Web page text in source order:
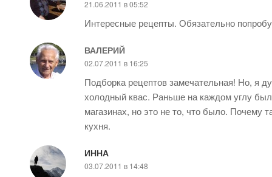
21.06.2011 в 05:52
Интересные рецепты. Обязательно
ВАЛЕРИЙ
02.07.2011 в 16:25
Подборка рецептов замечательная! Но, я
холодный квас. Раньше на каждом углу
магазинах, но это не то, что было. Почему
кухня.
ИННА
03.07.2011 в 14:48